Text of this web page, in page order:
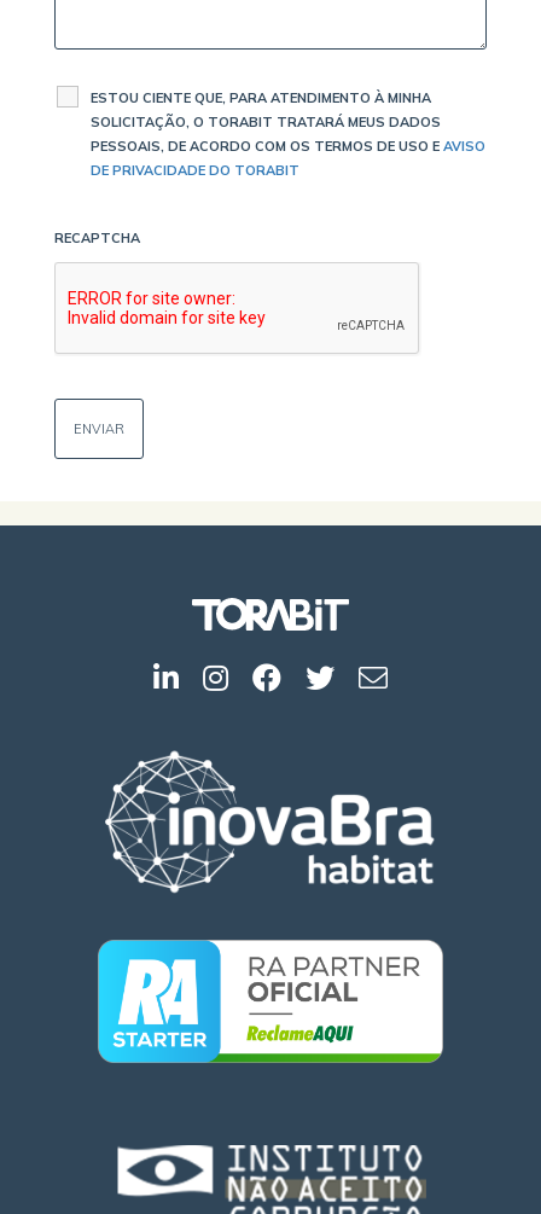
ESTOU CIENTE QUE, PARA ATENDIMENTO À MINHA
SOLICITAÇÃO, O TORABIT TRATARÁ MEUS DADOS
PESSOAIS, DE ACORDO COM OS TERMOS DE USO E AVISO
DE PRIVACIDADE DO TORABIT
RECAPTCHA